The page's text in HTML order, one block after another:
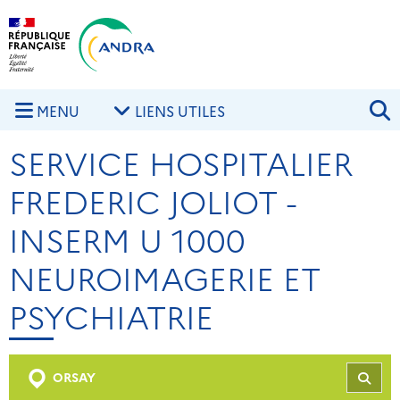
Aller au contenu principal
MENU LIENS UTILES
SERVICE HOSPITALIER
FREDERIC JOLIOT -
INSERM U 1000
NEUROIMAGERIE ET
PSYCHIATRIE
ORSAY